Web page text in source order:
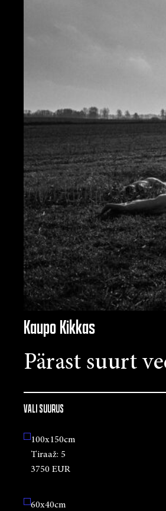
Kaupo Kikkas
Pärast suurt
VALI SUURUS
100x150cm
Tiraaž: 5
3750 EUR
60x40cm